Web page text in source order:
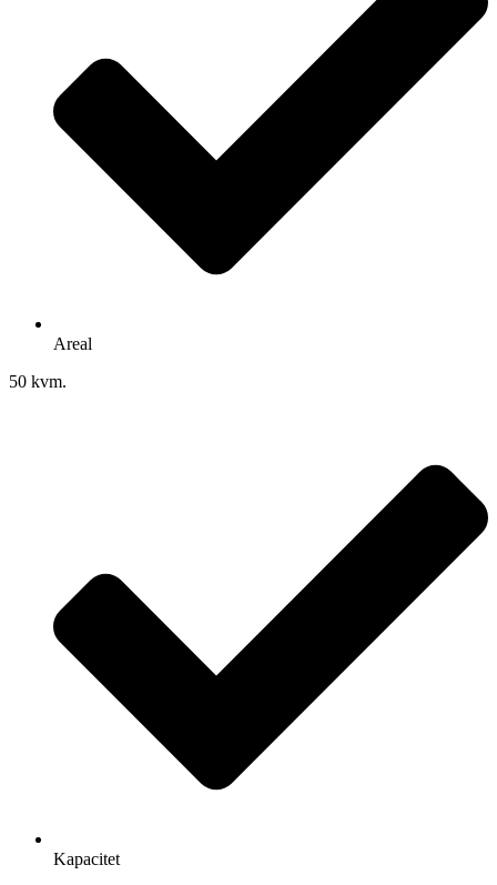
Areal
50 kvm.
Kapacitet